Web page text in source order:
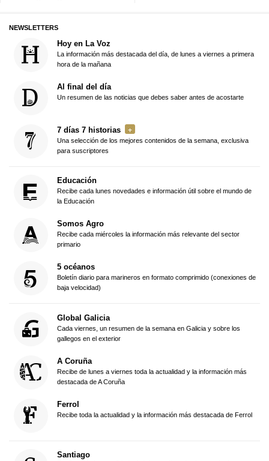
NEWSLETTERS
Hoy en La Voz
La información más destacada del día, de lunes a viernes a primera
hora de la mañana
Al final del día
Un resumen de las noticias que debes saber antes de acostarte
7 días 7 historias
Una selección de los mejores contenidos de la semana, exclusiva
para suscriptores
Educación
Recibe cada lunes novedades e información útil sobre el mundo de
la Educación
Somos Agro
Recibe cada miércoles la información más relevante del sector
primario
5 océanos
Boletín diario para marineros en formato comprimido (conexiones de
baja velocidad)
Global Galicia
Cada viernes, un resumen de la semana en Galicia y sobre los
gallegos en el exterior
A Coruña
Recibe de lunes a viernes toda la actualidad y la información más
destacada de A Coruña
Ferrol
Recibe toda la actualidad y la información más destacada de Ferrol
Santiago